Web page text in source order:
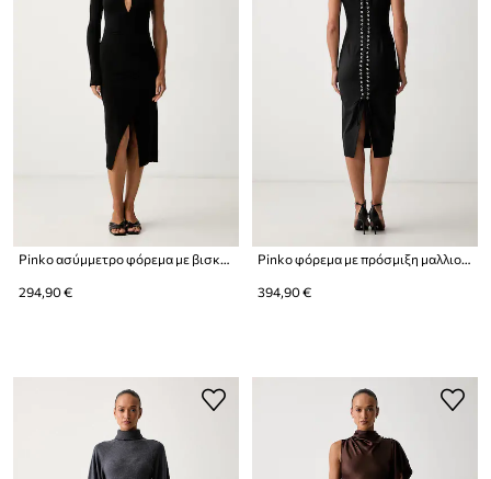
Pinko ασύμμετρο φόρεμα με βισκόζη
294,90 €
Pinko φόρεμα με πρόσμιξη μαλλιού
394,90 €